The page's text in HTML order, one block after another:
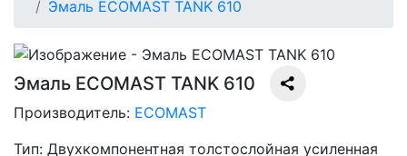
Эмаль ECOMAST TANK 610
Эмаль ECOMAST TANK 610
Производитель: ECOMAST
Тип: Двухкомпонентная толстослойная усиленная